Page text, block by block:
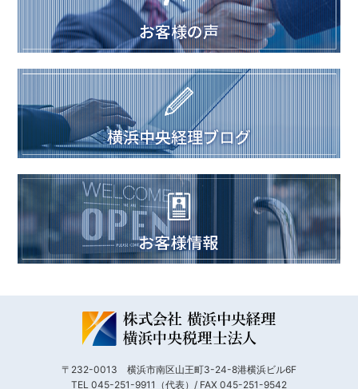
〒232-0013 横浜市南区山王町3-24-8港横浜ビル6F
TEL 045-251-9911（代表）/ FAX 045-251-9542